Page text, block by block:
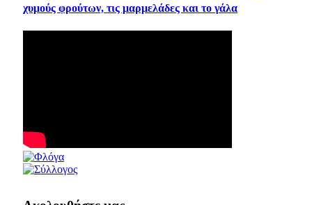
χυμούς φρούτων, τις μαρμελάδες και το γάλα